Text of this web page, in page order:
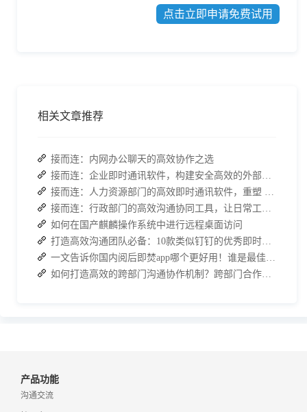
点击立即申请免费试用
相关文章推荐
接而连：内网办公聊天的高效协作之选
如何在国产麒麟操作系统中进行远程桌面访问
产品功能
沟通交流